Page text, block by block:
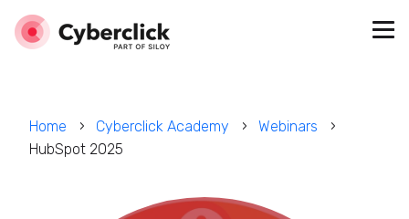
Home Cyberclick Academy
Webinars
HubSpot 2025